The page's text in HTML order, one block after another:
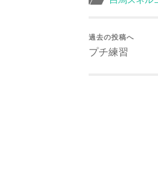
過去の投稿へ
プチ練習